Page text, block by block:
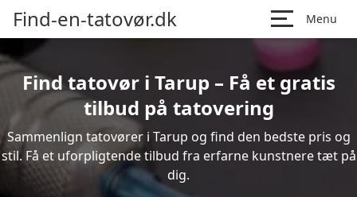
Find-en-tatovør.dk Menu
Find tatovør i Tarup – Få et gratis
tilbud på tatovering
Sammenlign tatovører i Tarup og find den bedste pris og
stil. Få et uforpligtende tilbud fra erfarne kunstnere tæt på
dig.